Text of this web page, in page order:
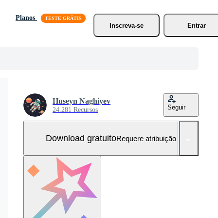
Planos
Inscreva-se
Entrar
Huseyn Naghiyev
24.281 Recursos Seguir
Download gratuitoRequere atribuição